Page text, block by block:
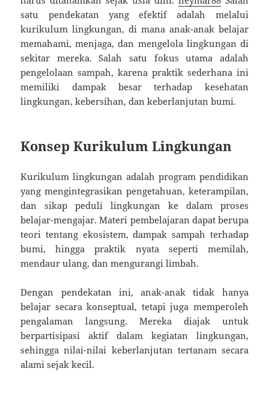
satu pendekatan yang efektif adalah melalui
kurikulum lingkungan, di mana anak-anak belajar
memahami, menjaga, dan mengelola lingkungan di
sekitar mereka. Salah satu fokus utama adalah
pengelolaan sampah, karena praktik sederhana ini
memiliki dampak besar terhadap kesehatan
lingkungan, kebersihan, dan keberlanjutan bumi.
Konsep Kurikulum Lingkungan
Kurikulum lingkungan adalah program pendidikan
yang mengintegrasikan pengetahuan, keterampilan,
dan sikap peduli lingkungan ke dalam proses
belajar-mengajar. Materi pembelajaran dapat berupa
teori tentang ekosistem, dampak sampah terhadap
bumi, hingga praktik nyata seperti memilah,
mendaur ulang, dan mengurangi limbah.
Dengan pendekatan ini, anak-anak tidak hanya
belajar secara konseptual, tetapi juga memperoleh
pengalaman langsung. Mereka diajak untuk
berpartisipasi aktif dalam kegiatan lingkungan,
sehingga nilai-nilai keberlanjutan tertanam secara
alami sejak kecil.